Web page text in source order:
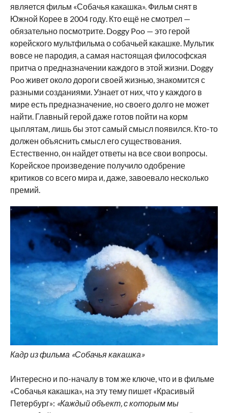
является фильм «Собачья какашка». Фильм снят в
Южной Корее в 2004 году. Кто ещё не смотрел —
обязательно посмотрите. Doggy Poo — это герой
корейского мультфильма о собачьей какашке. Мультик
вовсе не пародия, а самая настоящая философская
притча о предназначении каждого в этой жизни. Doggy
Poo живет около дороги своей жизнью, знакомится с
разными созданиями. Узнает от них, что у каждого в
мире есть предназначение, но своего долго не может
найти. Главный герой даже готов пойти на корм
цыплятам, лишь бы этот самый смысл появился. Кто-то
должен объяснить смысл его существования.
Естественно, он найдет ответы на все свои вопросы.
Корейское произведение получило одобрение
критиков со всего мира и, даже, завоевало несколько
премий.
Кадр из фильма «Собачья какашка»
Интересно и по-началу в том же ключе, что и в фильме
«Собачья какашка», на эту тему пишет «Красивый
Петербург»: «Каждый объект, с которым мы